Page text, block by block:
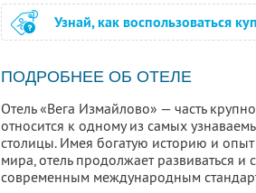
Узнай, как воспользоваться
ПОДРОБНЕЕ ОБ ОТЕЛЕ
Отель «Вега Измайлово» — часть
относится к одному из самых
столицы. Имея богатую историю и
мира, отель продолжает развиваться и
современным международным